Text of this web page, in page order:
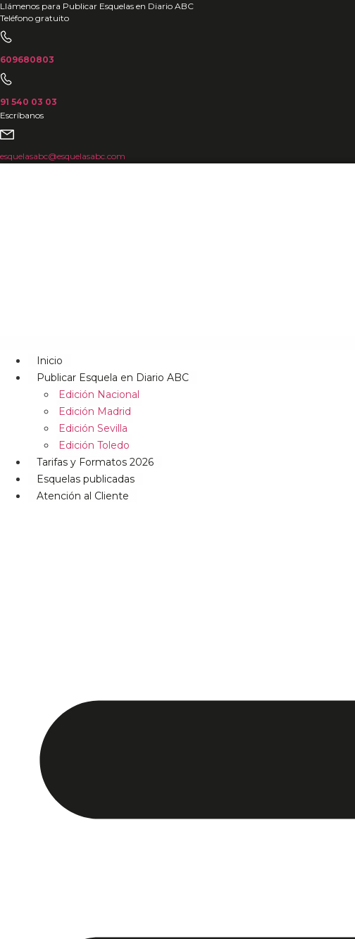
Ir
al
contenido
Llámenos para Publicar Esquelas en Diario ABC
Teléfono gratuito
609680803
91 540 03 03
Escríbanos
esquelasabc@esquelasabc.com
Inicio
Publicar Esquela en Diario ABC
Edición Nacional
Edición Madrid
Edición Sevilla
Edición Toledo
Tarifas y Formatos 2026
Esquelas publicadas
Atención al Cliente